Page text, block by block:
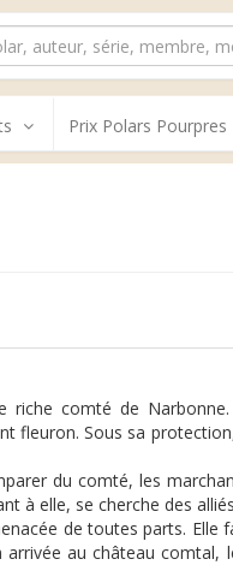
Prix Polars Pourpres
riche comté de
fleuron. Sous sa
du comté, les
à elle, se cherche des
de toutes parts. Elle
au château